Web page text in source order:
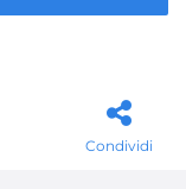
Condividi